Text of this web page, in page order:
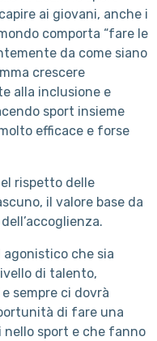
ai giovani, anche i
comporta “fare le
da come siano
crescere
alla inclusione e
sport insieme
efficace e forse
rispetto delle
il valore base da
agonistico che sia
di talento,
sempre ci dovrà
di fare una
nello sport e che fanno